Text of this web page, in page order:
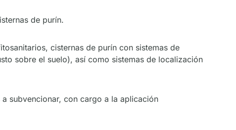
de purín.
cisternas de purín con sistemas de
sobre el suelo), así como sistemas de localización
subvencionar, con cargo a la aplicación